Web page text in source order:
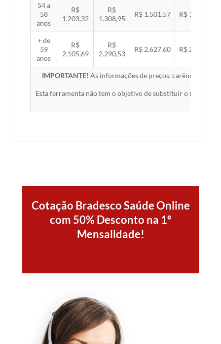
54 a
58
anos
R$
1.203,32
R$
1.308,95
R$ 1.501,57 R$ 1.547,38
+ de
59
anos
R$
2.105,69
R$
2.290,53
R$ 2.627,60 R$ 2.707,76
IMPORTANTE! As informações de preços, carências,
Esta ferramenta não tem o objetivo de substituir o material
Cotação Bradesco Saúde Online
com 50% Desconto na 1º
Mensalidade!